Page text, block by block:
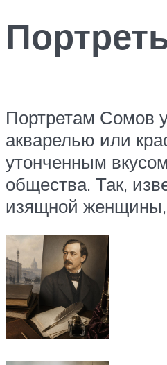
Портретам Сомов
акварелью или
утонченным
общества. Так,
изящной женщины,